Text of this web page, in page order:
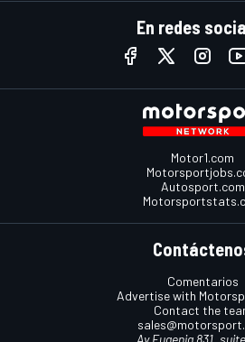
En redes
Motor1.com
Autosport.com
Comentarios
Advertise with
Contact the